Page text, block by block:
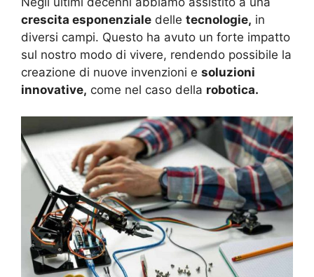
crescita esponenziale delle tecnologie, in
diversi campi. Questo ha avuto un forte impatto
sul nostro modo di vivere, rendendo possibile la
creazione di nuove invenzioni e soluzioni
innovative, come nel caso della robotica.